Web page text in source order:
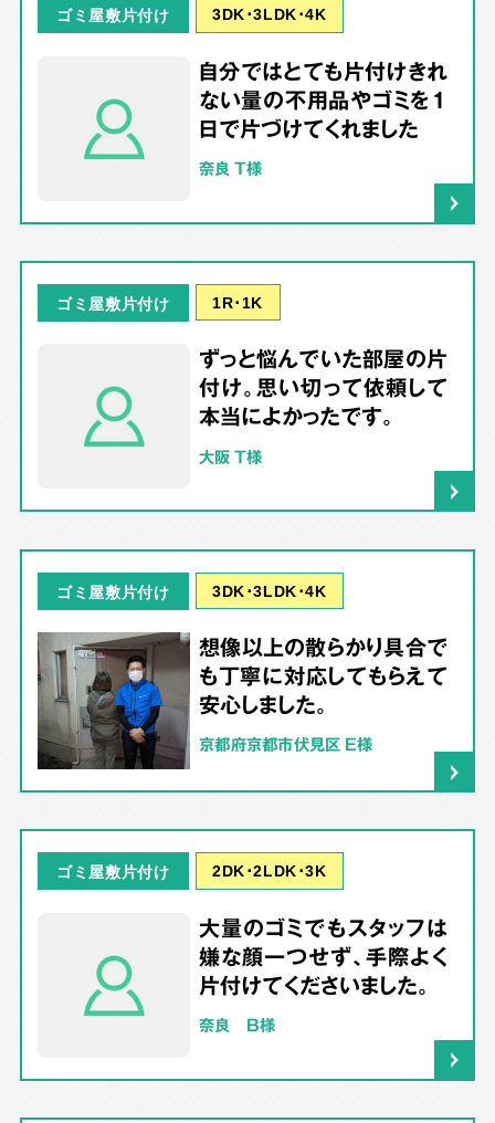
ゴミ屋敷片付け 3DK･3LDK･4K
自分ではとても片付けきれ
ない量の不用品やゴミを1
日で片づけてくれました
奈良 T様
ゴミ屋敷片付け 1R･1K
ずっと悩んでいた部屋の片
付け。思い切って依頼して
本当によかったです。
大阪 T様
ゴミ屋敷片付け 3DK･3LDK･4K
想像以上の散らかり具合で
も丁寧に対応してもらえて
安心しました。
京都府京都市伏見区 E様
ゴミ屋敷片付け 2DK･2LDK･3K
大量のゴミでもスタッフは
嫌な顔一つせず、手際よく
片付けてくださいました。
奈良 B様